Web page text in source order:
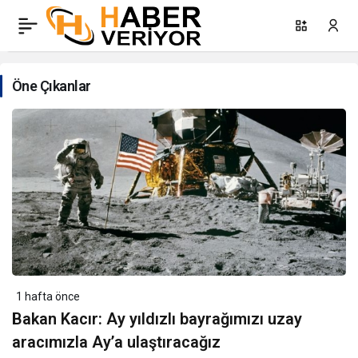
Konya
Haberleri
Öne Çıkanlar
1 hafta önce
Bakan Kacır: Ay yıldızlı bayrağımızı uzay
aracımızla Ay’a ulaştıracağız